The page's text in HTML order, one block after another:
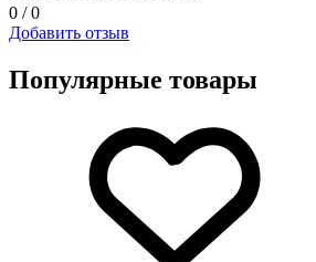
0 / 0
Добавить отзыв
Популярные товары